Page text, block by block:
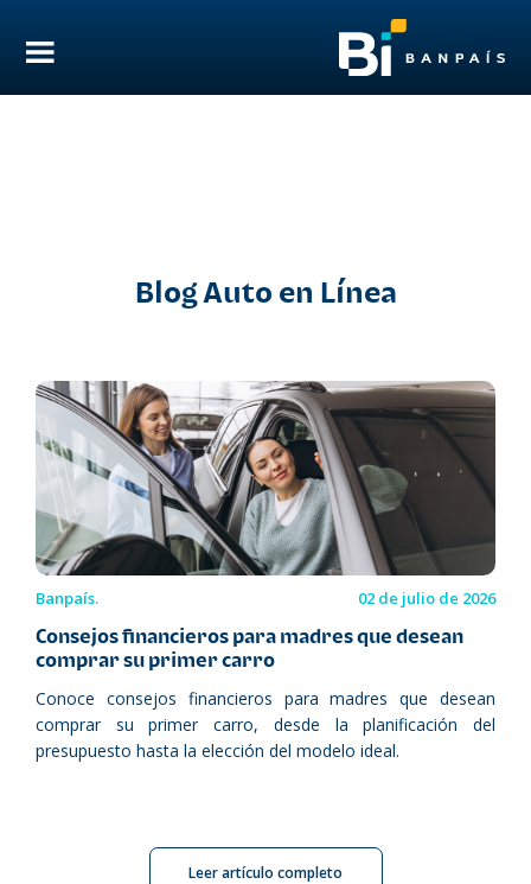
Blog Auto en Línea
Banpaís. 02 de julio de 2026
Consejos financieros para madres que desean
comprar su primer carro
Conoce consejos financieros para madres que desean
comprar su primer carro, desde la planificación del
presupuesto hasta la elección del modelo ideal.
Leer artículo completo